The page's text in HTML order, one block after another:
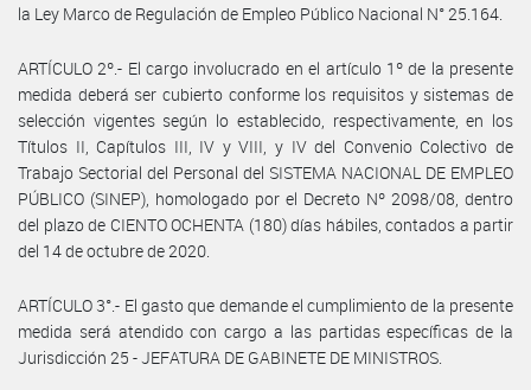
la Ley Marco de Regulación de Empleo Público Nacional N° 25.164.
ARTÍCULO 2º.- El cargo involucrado en el artículo 1º de la presente
medida deberá ser cubierto conforme los requisitos y sistemas de
selección vigentes según lo establecido, respectivamente, en los
Títulos II, Capítulos III, IV y VIII, y IV del Convenio Colectivo de
Trabajo Sectorial del Personal del SISTEMA NACIONAL DE EMPLEO
PÚBLICO (SINEP), homologado por el Decreto Nº 2098/08, dentro
del plazo de CIENTO OCHENTA (180) días hábiles, contados a partir
del 14 de octubre de 2020.
ARTÍCULO 3°.- El gasto que demande el cumplimiento de la presente
medida será atendido con cargo a las partidas específicas de la
Jurisdicción 25 - JEFATURA DE GABINETE DE MINISTROS.